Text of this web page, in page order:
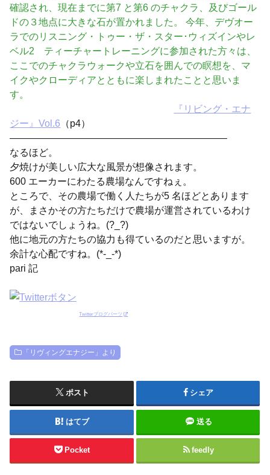
確認され、現在までに第7 と第6 のチャクラ、及びゴール
ドの３地点に大きな石が置かれました。 今年、デヴオー
ラでのリスニング・トゥー・ザ・スター･ウィズインやレ
ベル2 ティーチャートレーニングに参加された方々は、
ここでのチャクラウォークや立石を囲んでの瞑想を、マ
イクやクローディアとともに楽しまれたことと思いま
す。
『リビング・エナ
ジー』Vol.6 （p4）
——————————————————————–
なるほど。
夕焼けが美しい広大な風景が想像されます。
600 エーカーにわたる農場なんですねぇ。
ところで、その農場で働く人たちが5 名ほどとあります
が、まさかその方たちだけで農場が運営されているわけ
ではないでしょうね。(?_?)
他に地元の方たちの協力も得ているのだと思いますが。
余計な心配ですね。(*-_-*)
pari 記
Twitterブログパーツ
「リヴィングエナジー」より
ポスト シェア
はてブ 送る
Pocket feedly